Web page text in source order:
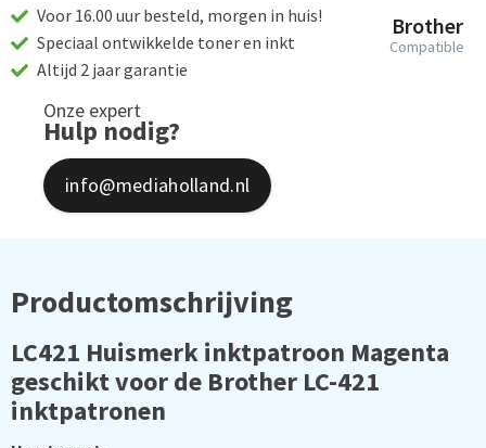
Brother
Compatible
Voor 16.00 uur besteld, morgen in huis!
Speciaal ontwikkelde toner en inkt
Altijd 2 jaar garantie
Onze expert
Hulp nodig?
info@mediaholland.nl
Productomschrijving
LC421 Huismerk inktpatroon Magenta
geschikt voor de Brother LC-421
inktpatronen